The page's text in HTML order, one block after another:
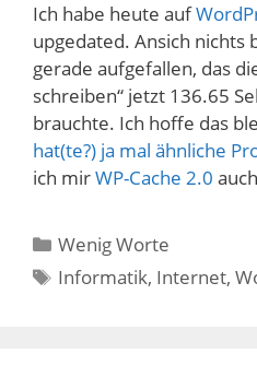
Ich habe heute auf
upgedated. Ansich nichts
gerade aufgefallen, das
schreiben“ jetzt 136.65
brauchte. Ich hoffe das
hat(te?) ja mal ähnliche
ich mirWP-Cache 2.0
Kategorien
Wenig Worte
Schlagwörter
Informatik, Internet,